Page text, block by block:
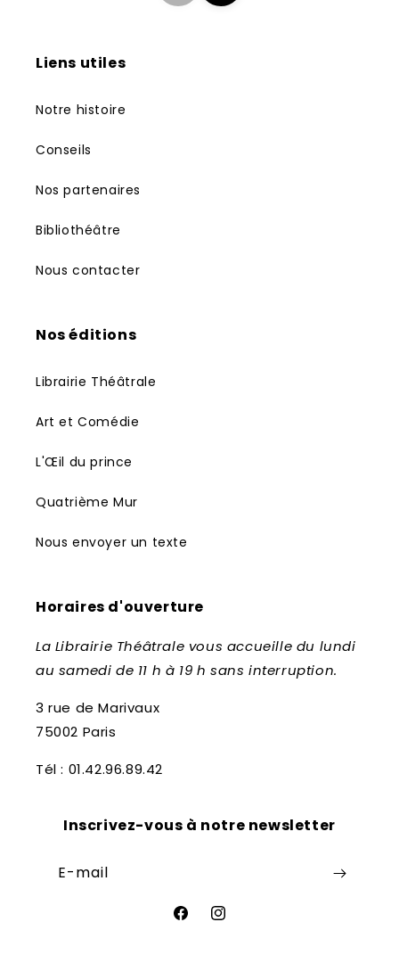
Liens utiles
Notre histoire
Conseils
Nos partenaires
Bibliothéâtre
Nous contacter
Nos éditions
Librairie Théâtrale
Art et Comédie
L'Œil du prince
Quatrième Mur
Nous envoyer un texte
Horaires d'ouverture
La Librairie Théâtrale vous accueille du lundi
au samedi de 11 h à 19 h sans interruption.
3 rue de Marivaux
75002 Paris
Tél : 01.42.96.89.42
Inscrivez-vous à notre newsletter
E-mail
FacebookInstagram